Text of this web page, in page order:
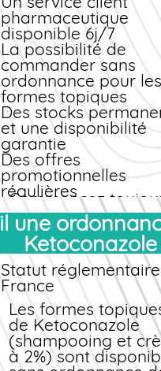
Posologie habituelle
200 à 400 mg par
en une ou deux
au cours d'un repas
pour améliorer
l'absorption.
Surveillance
obligatoire
traitement.
Conseils de première
utilisation
Commencez
par la forme
pour les infections
superficielles.
Réservez les
comprimés aux
situations
ou étendues, sur
médical. En cas de
doute, notre équipe
pharmaceutique
pharmaceutique
disponible 6j/7
La possibilité de
commander sans
ordonnance pour les
formes topiques
Des stocks
et une disponibilité
garantie
Des offres
promotionnelles
régulières
Comparaison
physique vs en ligne
Les pharmacies
traditionnelles
pratiquent
généralement des
tarifs 30 à 50% plus
élevés en raison des
coûts de structure.
Notre modèle
Ketoconazole
Statut
France
Les formes
de Ketoconazole
(shampooing et
à 2%) sont